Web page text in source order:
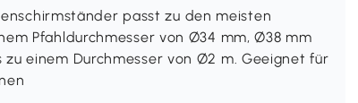
passt zu den meisten
Pfahldurchmesser von Ø34 mm, Ø38 mm
einem Durchmesser von Ø2 m. Geeignet für